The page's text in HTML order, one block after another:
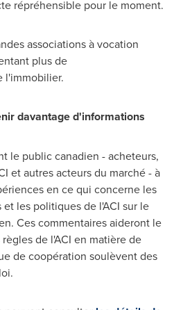
répréhensible pour le moment.
associations à vocation
plus de
l'immobilier.
davantage d'informations
le public canadien - acheteurs,
et autres acteurs du marché - à
en ce qui concerne les
les politiques de l'ACI sur le
Ces commentaires aideront le
de l'ACI en matière de
de coopération soulèvent des